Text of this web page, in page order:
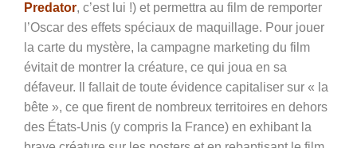
Predator, c’est lui !) et permettra au film de remporter
l’Oscar des effets spéciaux de maquillage. Pour jouer
la carte du mystère, la campagne marketing du film
évitait de montrer la créature, ce qui joua en sa
défaveur. Il fallait de toute évidence capitaliser sur « la
bête », ce que firent de nombreux territoires en dehors
des États-Unis (y compris la France) en exhibant la